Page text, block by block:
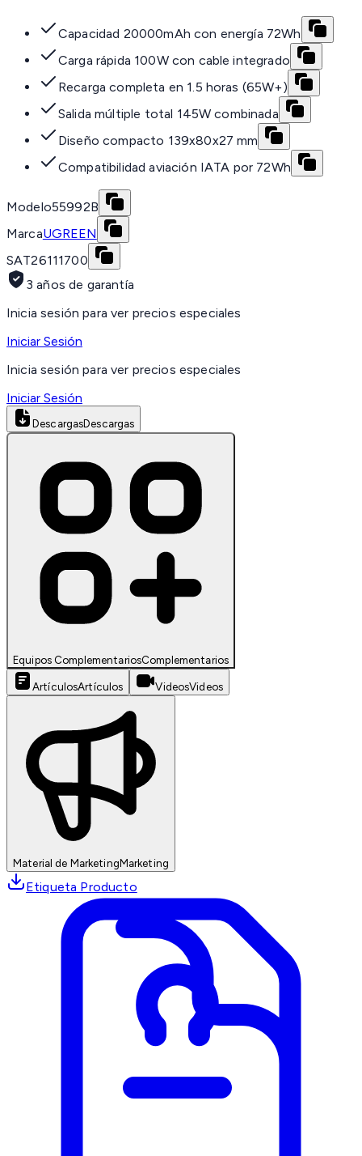
Capacidad 20000mAh con energía 72Wh
Carga rápida 100W con cable integrado
Recarga completa en 1.5 horas (65W+)
Salida múltiple total 145W combinada
Diseño compacto 139x80x27 mm
Compatibilidad aviación IATA por 72Wh
Modelo55992B
MarcaUGREEN
SAT26111700
3 años de garantía
Inicia sesión para ver precios especiales
Iniciar Sesión
Inicia sesión para ver precios especiales
Iniciar Sesión
DescargasDescargas
Equipos ComplementariosComplementarios
ArtículosArtículos VideosVideos
Material de MarketingMarketing
Etiqueta Producto